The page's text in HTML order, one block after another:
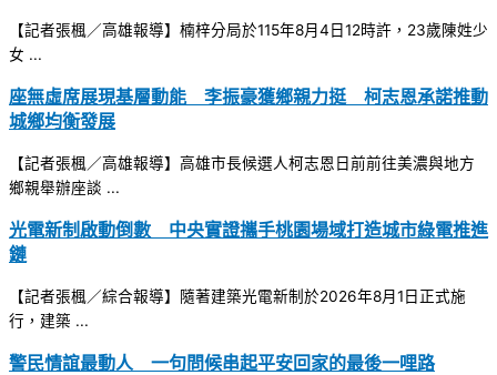
【記者張楓／高雄報導】楠梓分局於115年8月4日12時許，23歲陳姓少
女 ...
座無虛席展現基層動能 李振豪獲鄉親力挺 柯志恩承諾推動
城鄉均衡發展
【記者張楓／高雄報導】高雄市長候選人柯志恩日前前往美濃與地方
鄉親舉辦座談 ...
光電新制啟動倒數 中央實證攜手桃園場域打造城市綠電推進
鏈
【記者張楓／綜合報導】隨著建築光電新制於2026年8月1日正式施
行，建築 ...
警民情誼最動人 一句問候串起平安回家的最後一哩路